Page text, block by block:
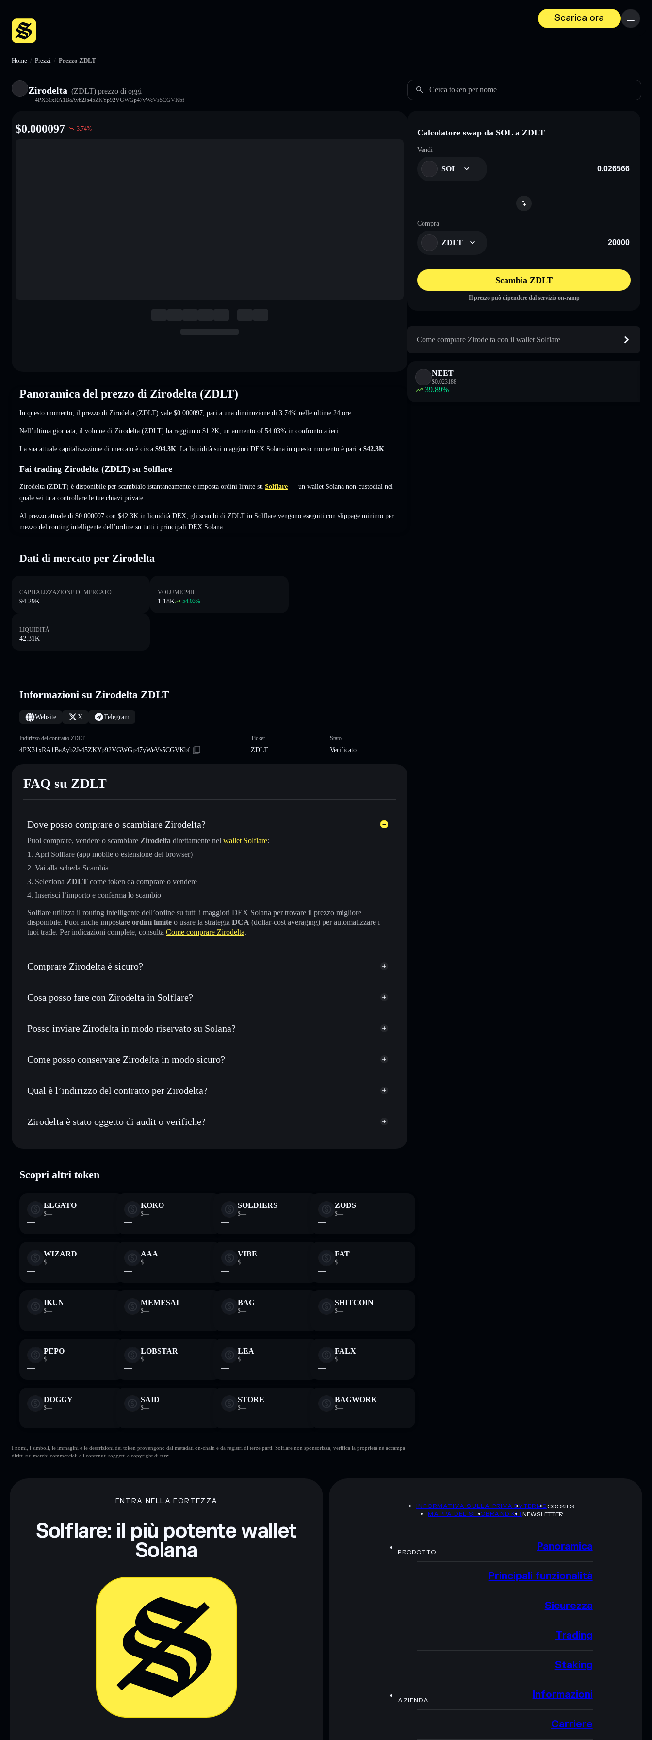
Scarica ora
Menu
Home / Prezzi / Prezzo ZDLT
Zirodelta (ZDLT) prezzo di oggi
4PX31xRA1BaAyb2Js45ZKYp92VGWGp47yWeVs5CGVKbf
Cerca token per nome
$0.000097 3.74%
Panoramica del prezzo di Zirodelta (ZDLT)
In questo momento, il prezzo di Zirodelta (ZDLT) vale $0.000097; pari a una diminuzione di 3.74% nelle ultime 24 ore.
Nell’ultima giornata, il volume di Zirodelta (ZDLT) ha raggiunto $1.2K un aumento of 54.03% in confronto a ieri.
La sua attuale capitalizzazione di mercato è circa $94.3K . La liquidità sui maggiori DEX Solana in questo momento è pari a $42.3K
Fai trading Zirodelta (ZDLT) su Solflare
Zirodelta (ZDLT) è disponibile per scambialo istantaneamente e imposta ordini limite su Solflare — un wallet Solana non-custodial nel
quale sei tu a controllare le tue chiavi private.
Al prezzo attuale di $0.000097 con $42.3K in liquidità DEX, gli scambi di ZDLT in Solflare vengono eseguiti con slippage minimo per
mezzo del routing intelligente dell’ordine su tutti i principali DEX Solana.
Dati di mercato per Zirodelta
CAPITALIZZAZIONE DI MERCATO
94.29K
VOLUME 24H
1.18K 54.03%
LIQUIDITÀ
42.31K
Informazioni su Zirodelta ZDLT
Website X Telegram
Indirizzo del contratto ZDLT
4PX31xRA1BaAyb2Js45ZKYp92VGWGp47yWeVs5CGVKbf
Ticker
ZDLT
Stato
Verificato
FAQ su ZDLT
Dove posso comprare o scambiare Zirodelta?
Puoi comprare, vendere o scambiare Zirodelta direttamente nel wallet Solflare:
Apri Solflare (app mobile o estensione del browser)
Vai alla scheda Scambia
Seleziona ZDLT come token da comprare o vendere
Inserisci l’importo e conferma lo scambio
Solflare utilizza il routing intelligente dell’ordine su tutti i maggiori DEX Solana per trovare il prezzo migliore
disponibile. Puoi anche impostare ordini limite o usare la strategia DCA (dollar-cost averaging) per automatizzare i
tuoi trade. Per indicazioni complete, consulta Come comprare Zirodelta.
Comprare Zirodelta è sicuro?
Zirodelta token verificato
Cosa posso fare con Zirodelta in Solflare?
Zirodelta
wallet Solflare
Scambiare istantaneamente— scambia ZDLT in SOL, USDC o in migliaia di altri token Solana al prezzo
Usare il DCA— applica la strategia dollar-cost average su ZDLT nel tempo
Inviare in modo riservato— trasferisci ZDLT senza collegare pubblicamente i wallet usando l’Aggregatore di
privacy incorporato di Solflare
esclusivo controllo delle tue chiavi private
Posso inviare Zirodelta in modo riservato su Solana?
wallet Solflare Aggregatore di privacy Zirodelta
Come posso conservare Zirodelta in modo sicuro?
Zirodelta wallet non-custodial Solflare
Qual è l’indirizzo del contratto per Zirodelta?
Zirodelta
4PX31xRA1BaAyb2Js45ZKYp92VGWGp47yWeVs5CGVKbf
Zirodelta è stato oggetto di audit o verifiche?
Scopri altri token
ELGATO
$—
—
KOKO
$—
—
SOLDIERS
$—
—
ZODS
$—
—
WIZARD
$—
—
AAA
$—
—
VIBE
$—
—
FAT
$—
—
IKUN
$—
—
MEMESAI
$—
—
BAG
$—
—
SHITCOIN
$—
—
PEPO
$—
—
LOBSTAR
$—
—
LEA
$—
—
FALX
$—
—
DOGGY
$—
—
SAID
$—
—
STORE
$—
—
BAGWORK
$—
—
I nomi, i simboli, le immagini e le descrizioni dei token provengono dai metadati on-chain e da registri di terze parti. Solflare non sponsorizza, verifica la proprietà né accampa
diritti sui marchi commerciali e i contenuti soggetti a copyright di terzi.
Calcolatore swap da SOL a ZDLT
Vendi
SOL
Compra
ZDLT
Scambia ZDLT
Il prezzo può dipendere dal servizio on-ramp
Come comprare Zirodelta con il wallet Solflare
NEET
$0.023188
39.89%
ENTRA NELLA FORTEZZA
Solflare: il più potente wallet
Solana
INFORMATIVA SULLA PRIVACYTERMSCOOKIES
MAPPA DEL SITOBRAND KITNEWSLETTER
PRODOTTO Panoramica
Principali funzionalità
Sicurezza
Trading
Staking
AZIENDA Informazioni
Carriere